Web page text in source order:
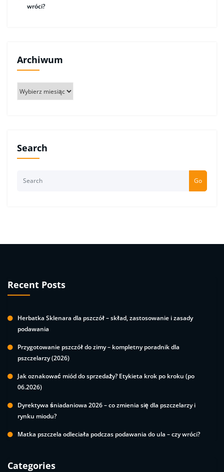
wróci?
Archiwum
Search
Go
Recent Posts
Herbatka Sklenara dla pszczół – skład, zastosowanie i zasady
podawania
Przygotowanie pszczół do zimy – kompletny poradnik dla
pszczelarzy (2026)
Jak oznakować miód do sprzedaży? Etykieta krok po kroku (po
06.2026)
Dyrektywa śniadaniowa 2026 – co zmienia się dla pszczelarzy i
rynku miodu?
Matka pszczela odleciała podczas podawania do ula – czy wróci?
Categories